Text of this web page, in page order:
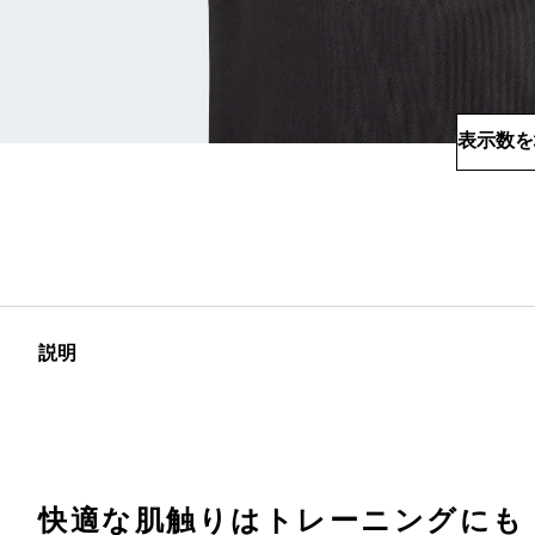
表示数
説明
快適な肌触りはトレーニングにも